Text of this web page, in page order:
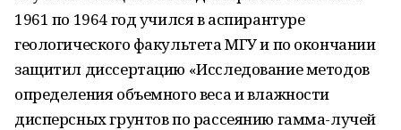
1961 по 1964 год учился в аспирантуре
геологического факультета МГУ и по окончании
защитил диссертацию «Исследование методов
определения объемного веса и влажности
дисперсных грунтов по рассеянию гамма-лучей